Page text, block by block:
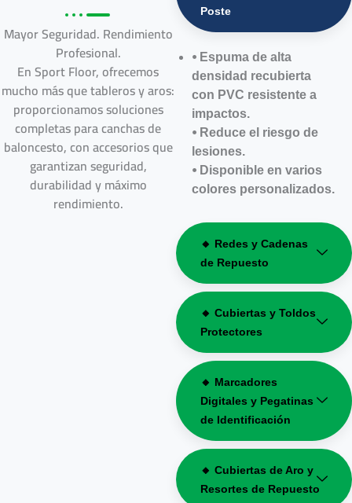
Mayor Seguridad. Rendimiento
Profesional.
En Sport Floor, ofrecemos
mucho más que tableros y aros:
proporcionamos soluciones
completas para canchas de
baloncesto, con accesorios que
garantizan seguridad,
durabilidad y máximo
rendimiento.
Poste
⦁ Espuma de alta
densidad recubierta
con PVC resistente a
impactos.
⦁ Reduce el riesgo de
lesiones.
⦁ Disponible en varios
colores personalizados.
🔸 Redes y Cadenas
de Repuesto
🔸 Cubiertas y Toldos
Protectores
🔸 Marcadores
Digitales y Pegatinas
de Identificación
🔸 Cubiertas de Aro y
Resortes de Repuesto